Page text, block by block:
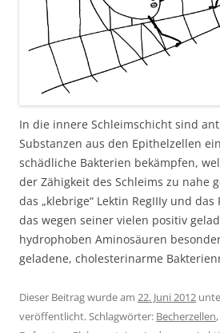
In die innere Schleimschicht sind
Substanzen aus den Epithelzellen
schädliche Bakterien bekämpfen,
der Zähigkeit des Schleims zu nahe
das „klebrige“ Lektin RegIIIy und
das wegen seiner vielen positiv
hydrophoben Aminosäuren
geladene, cholesterinarme
Dieser Beitrag wurde am 22. Juni 2012
veröffentlicht. Schlagwörter: Becherzellen,